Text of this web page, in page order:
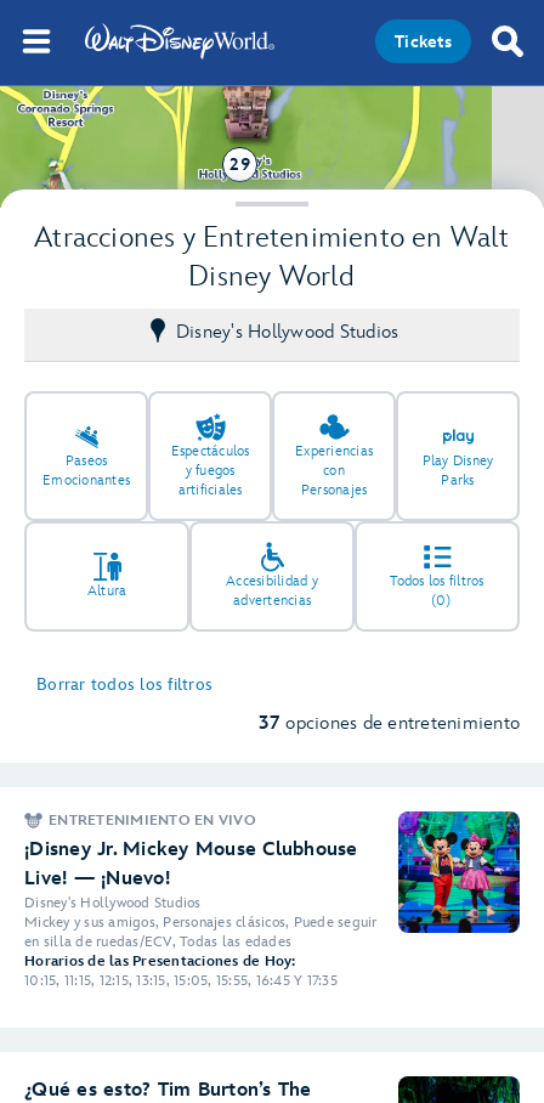
Tickets
Atracciones y Entretenimiento en Walt
Disney World
Disney's Hollywood Studios
Paseos
Emocionantes
Espectáculos
y fuegos
artificiales
Experiencias
con
Personajes
Play Disney
Parks
Altura
Accesibilidad y
advertencias
Todos los filtros
(0)
Borrar todos los filtros
37opciones de entretenimiento
ENTRETENIMIENTO EN VIVO
¡Disney Jr. Mickey Mouse Clubhouse
Live! — ¡Nuevo!
Disney's Hollywood Studios
Mickey y sus amigos, Personajes clásicos, Puede seguir
en silla de ruedas/ECV, Todas las edades
Horarios de las Presentaciones de Hoy:
10:15, 11:15, 12:15, 13:15, 15:05, 15:55, 16:45 Y 17:35
¿Qué es esto? Tim Burton’s The
29